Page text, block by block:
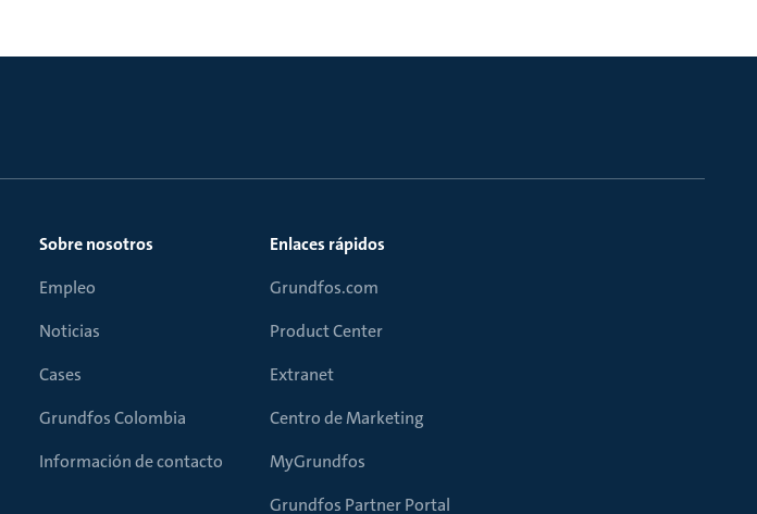
Sobre nosotros
Empleo
Noticias
Cases
Grundfos Colombia
Información de contacto
Enlaces rápidos
Grundfos.com
Product Center
Extranet
Centro de Marketing
MyGrundfos
Grundfos Partner Portal